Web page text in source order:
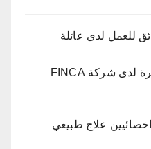
للعمل لدى عائلة
وظائف شاغرة لدى شركة FINCA
علاج طبيعي